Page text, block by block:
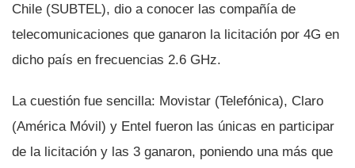
Chile (SUBTEL), dio a conocer las compañí­a de
telecomunicaciones que ganaron la licitación por 4G en
dicho paí­s en frecuencias 2.6 GHz.
La cuestión fue sencilla: Movistar (Telefónica), Claro
(América Móvil) y Entel fueron las únicas en participar
de la licitación y las 3 ganaron, poniendo una más que